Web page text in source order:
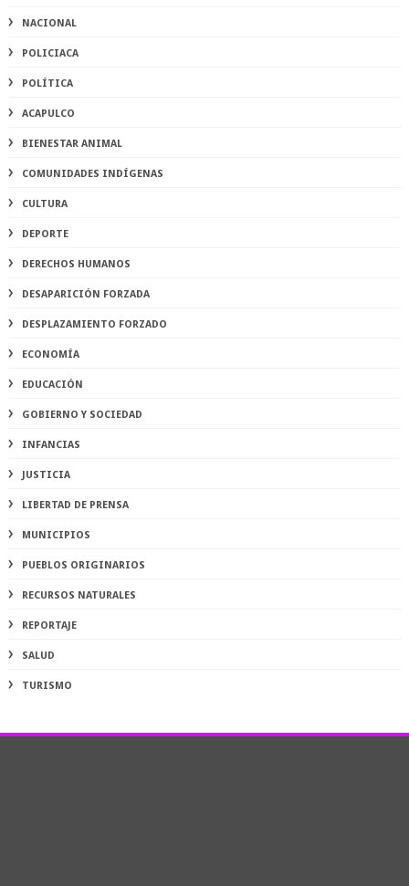
NACIONAL
POLICIACA
POLÍTICA
ACAPULCO
BIENESTAR ANIMAL
COMUNIDADES INDÍGENAS
CULTURA
DEPORTE
DERECHOS HUMANOS
DESAPARICIÓN FORZADA
DESPLAZAMIENTO FORZADO
ECONOMÍA
EDUCACIÓN
GOBIERNO Y SOCIEDAD
INFANCIAS
JUSTICIA
LIBERTAD DE PRENSA
MUNICIPIOS
PUEBLOS ORIGINARIOS
RECURSOS NATURALES
REPORTAJE
SALUD
TURISMO